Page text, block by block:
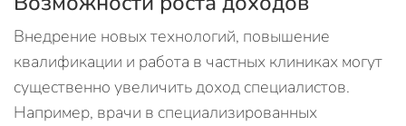
Внедрение новых технологий, повышение
квалификации и работа в частных клиниках могут
существенно увеличить доход специалистов.
Например, врачи в специализированных